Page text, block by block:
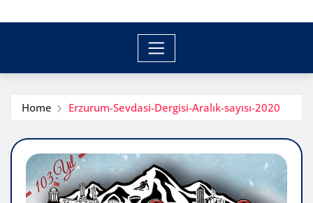
Home Erzurum-Sevdasi-Dergisi-Aralık-sayısı-2020